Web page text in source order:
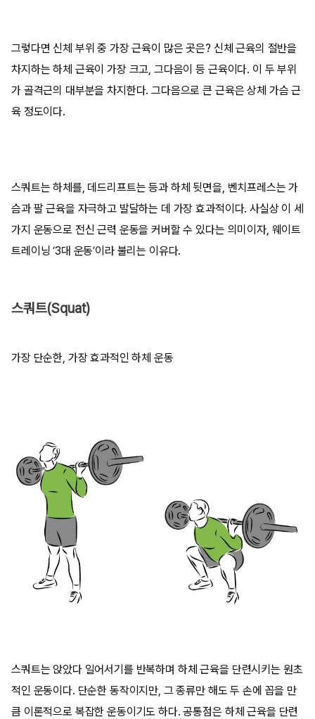
그렇다면 신체 부위 중 가장 근육이 많은 곳은? 신체 근육의 절반을
차지하는 하체 근육이 가장 크고, 그다음이 등 근육이다. 이 두 부위
가 골격근의 대부분을 차지한다. 그다음으로 큰 근육은 상체 가슴 근
육 정도이다.
스쿼트는 하체를, 데드리프트는 등과 하체 뒷면을, 벤치프레스는 가
슴과 팔 근육을 자극하고 발달하는 데 가장 효과적이다. 사실상 이 세
가지 운동으로 전신 근력 운동을 커버할 수 있다는 의미이자, 웨이트
트레이닝 ‘3대 운동’이라 불리는 이유다.
스쿼트(Squat)
가장 단순한, 가장 효과적인 하체 운동
스쿼트는 앉았다 일어서기를 반복하며 하체 근육을 단련시키는 원초
적인 운동이다. 단순한 동작이지만, 그 종류만 해도 두 손에 꼽을 만
큼 이론적으로 복잡한 운동이기도 하다. 공통점은 하체 근육을 단련